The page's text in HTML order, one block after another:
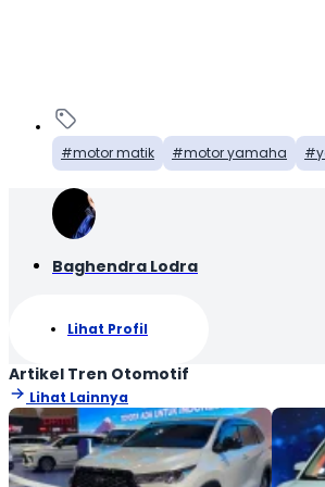
motor matik motor yamaha
Baghendra Lodra
Lihat Profil
Artikel Tren Otomotif
Lihat Lainnya